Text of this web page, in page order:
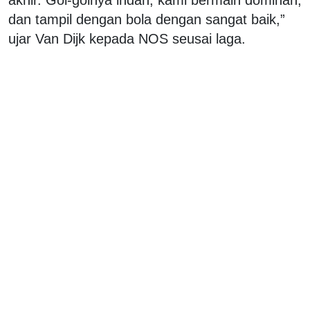
dan tampil dengan bola dengan sangat baik,”
ujar Van Dijk kepada NOS seusai laga.